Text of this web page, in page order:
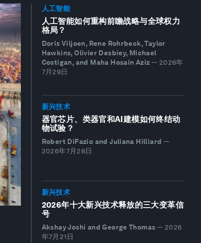
人工智能
人工智能如何重构前瞻战略与全球权力
格局？
Doris Viljoen, Rene Rohrbeck, Taylor
Hawkins, Olivier Desbiey, Michael
Costigan, and Maha Hosain Aziz — 2026年
7月29日
新兴技术
器官芯片、类器官和AI建模如何终结动
物试验？
Robert DiFazio and Juliana Hilliard —
2026年7月28日
新兴技术
2026年十大新兴技术释放的三大变革信
号
Akshay Joshi and George Thomas — 2026
年7月21日